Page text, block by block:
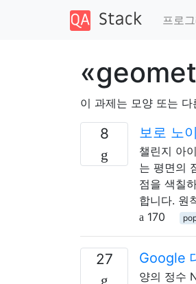
프로
이 과제는 모양 또는
8 보로 노
챌린지 아
는 평면의
점을 색칠
합니다. 원
170
27 Google
양의 정수